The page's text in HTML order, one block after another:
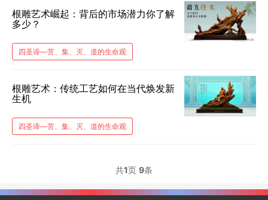
根雕艺术崛起：背后的市场潜力你了解
多少？
​四圣谛​—苦、集、灭、道的生命观
根雕艺术：传统工艺如何在当代焕发新
生机
​四圣谛​—苦、集、灭、道的生命观
共1页 9条